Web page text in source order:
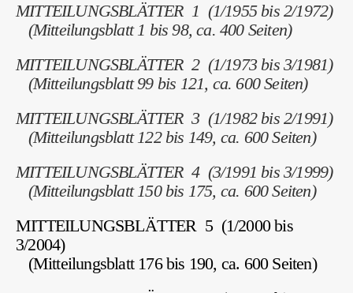
MITTEILUNGSBLÄTTER 1 (1/1955 bis 2/1972)
(Mitteilungsblatt 1 bis 98, ca. 400 Seiten)
MITTEILUNGSBLÄTTER 2 (1/1973 bis 3/1981)
(Mitteilungsblatt 99 bis 121, ca. 600 Seiten)
MITTEILUNGSBLÄTTER 3 (1/1982 bis 2/1991)
(Mitteilungsblatt 122 bis 149, ca. 600 Seiten)
MITTEILUNGSBLÄTTER 4 (3/1991 bis 3/1999)
(Mitteilungsblatt 150 bis 175, ca. 600 Seiten)
MITTEILUNGSBLÄTTER 5 (1/2000 bis
3/2004)
(Mitteilungsblatt 176 bis 190, ca. 600 Seiten)